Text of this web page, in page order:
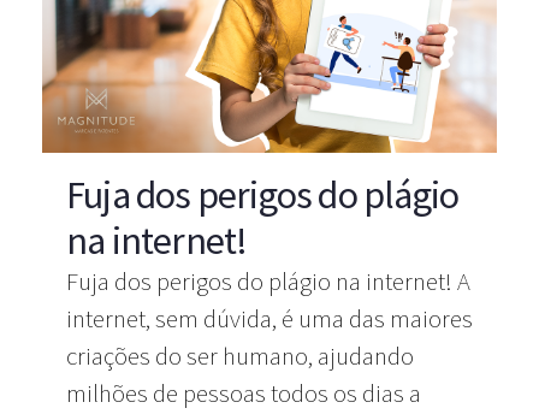
Fuja dos perigos do plágio
na internet!
Fuja dos perigos do plágio na internet! A
internet, sem dúvida, é uma das maiores
criações do ser humano, ajudando
milhões de pessoas todos os dias a